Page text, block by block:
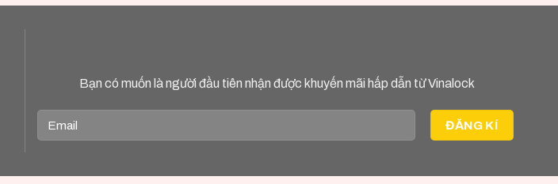
Bạn có muốn là người đầu tiên nhận được khuyến mãi hấp dẫn từ Vinalock